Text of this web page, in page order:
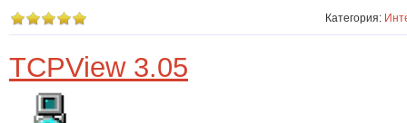
Категория:
TCPView 3.05